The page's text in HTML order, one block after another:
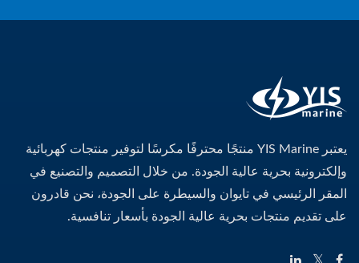
يعتبر YIS Marine منتجًا محترفًا مكرسًا لتوفير منتجات كهربائية
وإلكترونية بحرية عالية الجودة. من خلال التصميم والتصنيع في
المقر الرئيسي في تايوان والسيطرة على الجودة، نحن قادرون
على تقديم منتجات بحرية عالية الجودة بأسعار تنافسية.